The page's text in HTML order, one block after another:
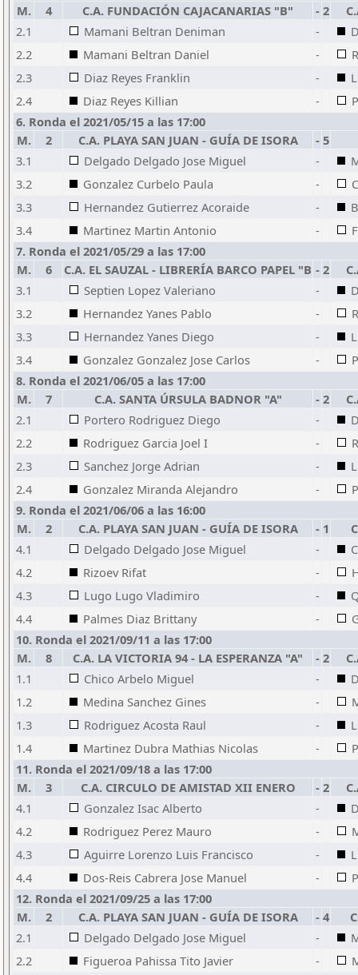
M. 4 C.A. FUNDACIÓN CAJACANARIAS "B" - 2
2.1
Mamani Beltran Deniman -
2.2
Mamani Beltran Daniel -
2.3
Diaz Reyes Franklin -
2.4
Diaz Reyes Killian -
6. Ronda el 2021/05/15 a las 17:00
M.
2 C.A. PLAYA SAN JUAN - GUÍA DE ISORA - 5
3.1
Delgado Delgado Jose Miguel -
3.2
Gonzalez Curbelo Paula -
3.3
Hernandez Gutierrez Acoraide -
3.4
Martinez Martin Antonio -
7. Ronda el 2021/05/29 a las 17:00
M.
6 C.A. EL SAUZAL - LIBRERÍA BARCO PAPEL "B - 2
3.1
Septien Lopez Valeriano -
3.2
Hernandez Yanes Pablo -
3.3
Hernandez Yanes Diego -
3.4
Gonzalez Gonzalez Jose Carlos -
8. Ronda el 2021/06/05 a las 17:00
M.
7 C.A. SANTA ÚRSULA BADNOR "A" - 2
2.1
Portero Rodriguez Diego -
2.2
Rodriguez Garcia Joel I -
2.3
Sanchez Jorge Adrian -
2.4
Gonzalez Miranda Alejandro -
9. Ronda el 2021/06/06 a las 16:00
M.
2 C.A. PLAYA SAN JUAN - GUÍA DE ISORA - 1
4.1
Delgado Delgado Jose Miguel -
4.2
Rizoev Rifat -
4.3
Lugo Lugo Vladimiro -
4.4
Palmes Diaz Brittany -
10. Ronda el 2021/09/11 a las 17:00
M.
8 C.A. LA VICTORIA 94 - LA ESPERANZA "A" - 2
1.1
Chico Arbelo Miguel -
1.2
Medina Sanchez Gines -
1.3
Rodriguez Acosta Raul -
1.4
Martinez Dubra Mathias Nicolas -
11. Ronda el 2021/09/18 a las 17:00
M.
3 C.A. CIRCULO DE AMISTAD XII ENERO - 2
4.1
Gonzalez Isac Alberto -
4.2
Rodriguez Perez Mauro -
4.3
Aguirre Lorenzo Luis Francisco -
4.4
Dos-Reis Cabrera Jose Manuel -
12. Ronda el 2021/09/25 a las 17:00
M.
2 C.A. PLAYA SAN JUAN - GUÍA DE ISORA - 4
2.1
Delgado Delgado Jose Miguel -
2.2
Figueroa Pahissa Tito Javier -